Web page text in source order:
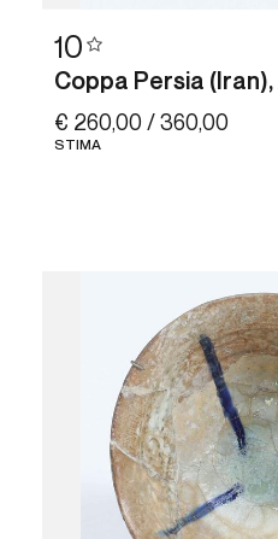
10
Coppa Persia
€ 260,00 / 360,00
STIMA